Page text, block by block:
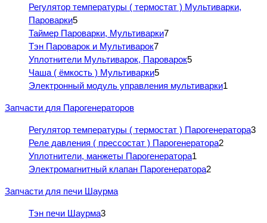
Регулятор температуры ( термостат ) Мультиварки,
Пароварки5
Таймер Пароварки, Мультиварки7
Тэн Пароварок и Мультиварок7
Уплотнители Мультиварок, Пароварок5
Чаша ( ёмкость ) Мультиварки5
Электронный модуль управления мультиварки1
Запчасти для Парогенераторов
Регулятор температуры ( термостат ) Парогенератора3
Реле давления ( прессостат ) Парогенератора2
Уплотнители, манжеты Парогенератора1
Электромагнитный клапан Парогенератора2
Запчасти для печи Шаурма
Тэн печи Шаурма3